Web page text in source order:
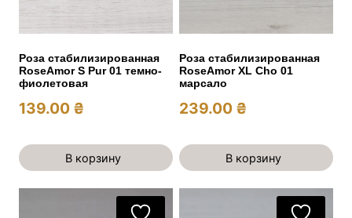
Роза стабилизированная
RoseAmor S Pur 01 темно-
фиолетовая
139.00 ₴
В корзину
Роза стабилизированная
RoseAmor XL Cho 01
марсало
239.00 ₴
В корзину